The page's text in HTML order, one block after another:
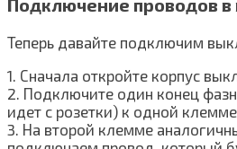
Теперь давайте подключим
1. Сначала откройте корпус
2. Подключите один конец
идет с розетки) к одной
3. На второй клемме